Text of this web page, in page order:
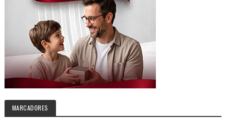
MARCADORES